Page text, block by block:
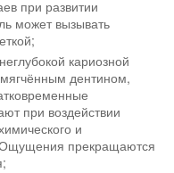
при развитии
может вызывать
кариозной
дентином,
при воздействии
и
Ощущения прекращаются